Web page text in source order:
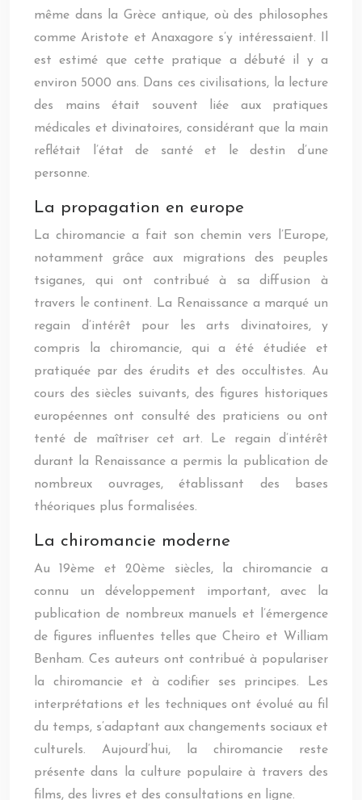
même dans la Grèce antique, où des philosophes
comme Aristote et Anaxagore s’y intéressaient. Il
est estimé que cette pratique a débuté il y a
environ 5000 ans. Dans ces civilisations, la lecture
des mains était souvent liée aux pratiques
médicales et divinatoires, considérant que la main
reflétait l’état de santé et le destin d’une
personne.
La propagation en europe
La chiromancie a fait son chemin vers l’Europe,
notamment grâce aux migrations des peuples
tsiganes, qui ont contribué à sa diffusion à
travers le continent. La Renaissance a marqué un
regain d’intérêt pour les arts divinatoires, y
compris la chiromancie, qui a été étudiée et
pratiquée par des érudits et des occultistes. Au
cours des siècles suivants, des figures historiques
européennes ont consulté des praticiens ou ont
tenté de maîtriser cet art. Le regain d’intérêt
durant la Renaissance a permis la publication de
nombreux ouvrages, établissant des bases
théoriques plus formalisées.
La chiromancie moderne
Au 19ème et 20ème siècles, la chiromancie a
connu un développement important, avec la
publication de nombreux manuels et l’émergence
de figures influentes telles que Cheiro et William
Benham. Ces auteurs ont contribué à populariser
la chiromancie et à codifier ses principes. Les
interprétations et les techniques ont évolué au fil
du temps, s’adaptant aux changements sociaux et
culturels. Aujourd’hui, la chiromancie reste
présente dans la culture populaire à travers des
films, des livres et des consultations en ligne.